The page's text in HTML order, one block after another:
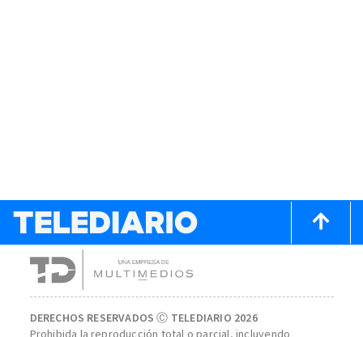
DERECHOS RESERVADOS Ⓒ TELEDIARIO 2026